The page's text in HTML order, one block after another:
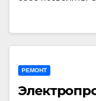
РЕМОНТ